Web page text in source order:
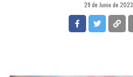
29 de Junio de 2023